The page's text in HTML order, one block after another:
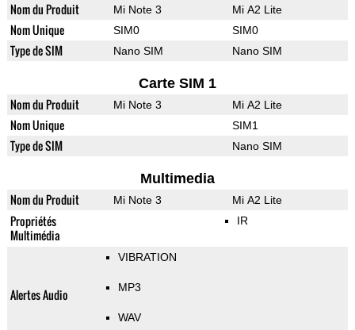
Nom du Produit Mi Note 3 Mi A2 Lite
Nom Unique SIM0 SIM0
Type de SIM Nano SIM Nano SIM
Carte SIM 1
Nom du Produit Mi Note 3 Mi A2 Lite
Nom Unique SIM1
Type de SIM Nano SIM
Multimedia
Nom du Produit Mi Note 3 Mi A2 Lite
Propriétés
Multimédia
IR
Alertes Audio
VIBRATION
MP3
WAV